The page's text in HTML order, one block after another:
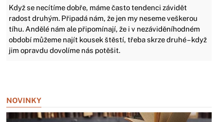
Když se necítíme dobře, máme často tendenci závidět
radost druhým. Připadá nám, že jen my neseme veškerou
tíhu. Andělé nám ale připomínají, že i v nezáviděníhodném
období můžeme najít kousek štěstí, třeba skrze druhé – když
jim opravdu dovolíme nás potěšit.
NOVINKY